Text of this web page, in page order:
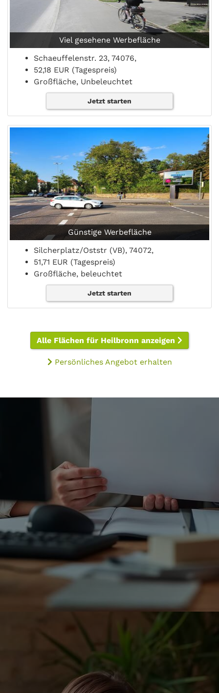
Viel gesehene Werbefläche
Schaeuffelenstr. 23, 74076,
52,18 EUR (Tagespreis)
Großfläche, Unbeleuchtet
Jetzt starten
Günstige Werbefläche
Silcherplatz/Oststr (VB), 74072,
51,71 EUR (Tagespreis)
Großfläche, beleuchtet
Jetzt starten
Alle Flächen für Heilbronn anzeigen
Persönliches Angebot erhalten